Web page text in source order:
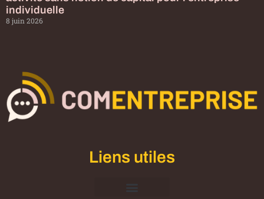
individuelle
8 juin 2026
Liens utiles